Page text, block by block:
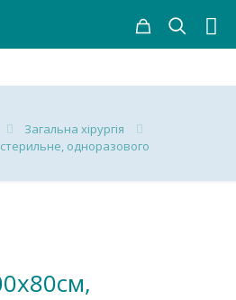
Загальна хірургія
одноразового